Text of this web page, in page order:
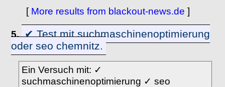
[ More results from blackout-news.de ]
5. ✔ Test mit suchmaschinenoptimierung
oder seo chemnitz.
Ein Versuch mit: ✓
suchmaschinenoptimierung ✓ seo